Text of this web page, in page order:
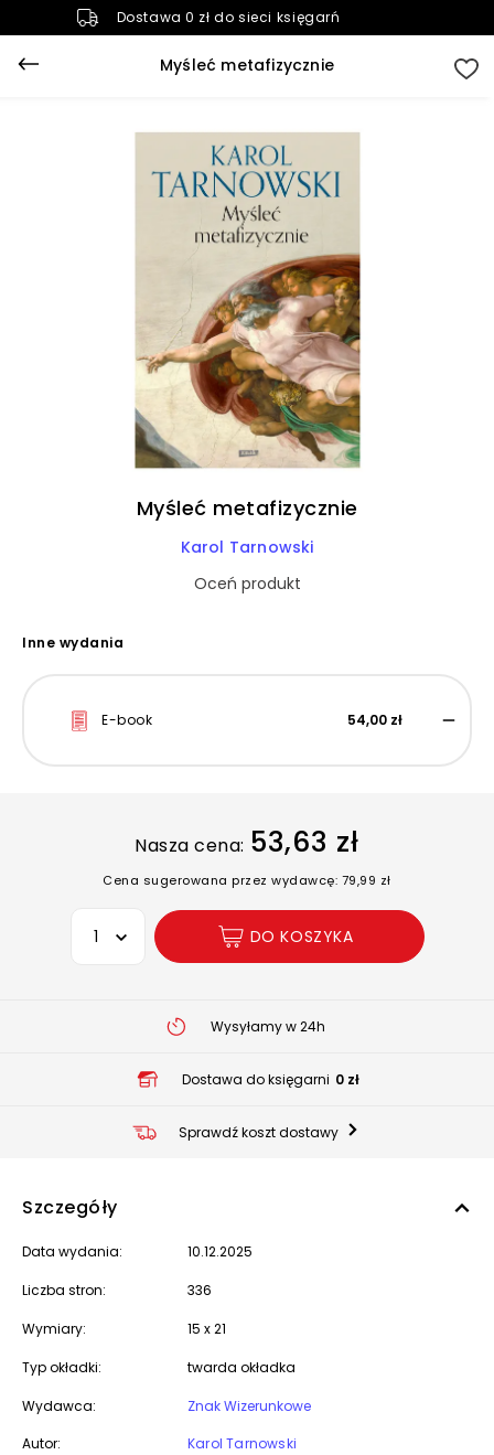
Dostawa 0 zł do sieci księgarń
Myśleć metafizycznie
Myśleć metafizycznie
Karol Tarnowski
Oceń produkt
Inne wydania
E-book 54,00 zł
Nasza cena: 53,63 zł
Cena sugerowana przez wydawcę: 79,99 zł
Wybierz opcję
DO KOSZYKA
Wysyłamy w 24h
Dostawa do księgarni 0 zł
Sprawdź koszt dostawy
Szczegóły
Data wydania: 10.12.2025
Liczba stron: 336
Wymiary: 15 x 21
Typ okładki: twarda okładka
Wydawca:
Znak Wizerunkowe
Autor:
Karol Tarnowski